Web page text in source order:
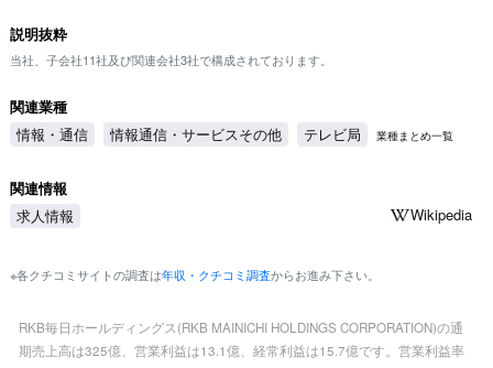
説明抜粋
当社、子会社11社及び関連会社3社で構成されております。
関連業種
情報・通信
情報通信・サービスその他 テレビ局 業種まとめ一覧
関連情報
求人情報
Wikipedia
※各クチコミサイトの調査は年収・クチコミ調査からお進み下さい。
RKB毎日ホールディングス(RKB MAINICHI HOLDINGS CORPORATION)の通
期売上高は325億、営業利益は13.1億、経常利益は15.7億です。営業利益率